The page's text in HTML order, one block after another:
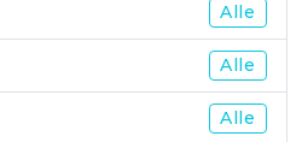
Alle
Alle
Alle